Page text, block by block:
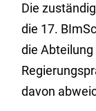
Die
die 17.
die
davon